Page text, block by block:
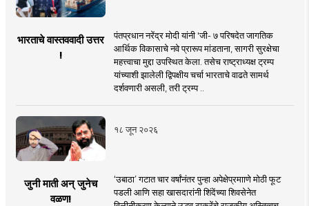
भारताचे वास्तववादी उत्तर
!
पंतप्रधान नरेंद्र मोदी यांनी 'जी- ७ परिषदेत जागतिक
आर्थिक विकासाचे नवे प्रारूप मांडताना, सागरी सुरक्षेचा
महत्त्वाचा मुद्दा उपस्थित केला. तसेच राष्ट्राध्यक्ष ट्रम्प
यांच्याशी झालेली द्विपक्षीय चर्चा भारताचे वाढते सामर्थ
दर्शवणारी असली, तरी ट्रम्प ..
१८ जून २०२६
जुनी माती अन् जुनेच
वळण!
‘उबाठा’ गटात चार वर्षांनंतर पुन्हा अपेक्षेप्रमााणे मोठी फूट
पडली आणि सहा खासदारांनी शिंदेंच्या शिवसेनेत